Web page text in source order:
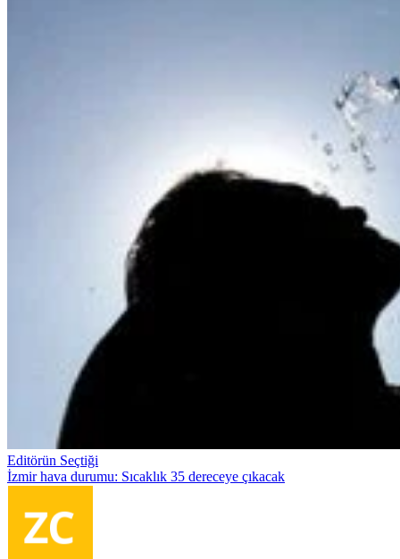
Editörün Seçtiği
İzmir hava durumu: Sıcaklık 35 dereceye çıkacak